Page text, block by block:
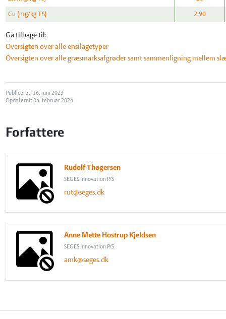
Cu (mg/kg TS) 2,90
Gå tilbage til:
Oversigten over alle ensilagetyper
Oversigten over alle græsmarksafgrøder samt sammenligning mellem
Publiceret: 16. juni 2023
Opdateret: 04. februar 2024
Forfattere
Rudolf Thøgersen
SEGES Innovation P/S
rut@seges.dk
Anne Mette Hostrup Kjeldsen
SEGES Innovation P/S
amk@seges.dk